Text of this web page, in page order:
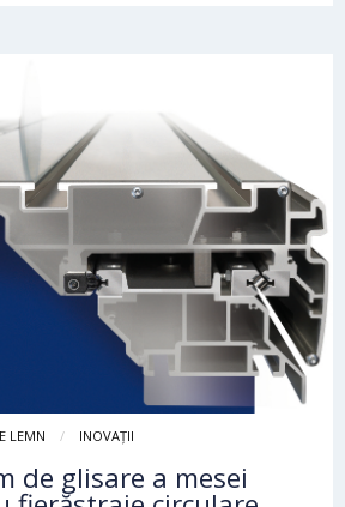
LEMN INOVAȚII
de glisare a mesei